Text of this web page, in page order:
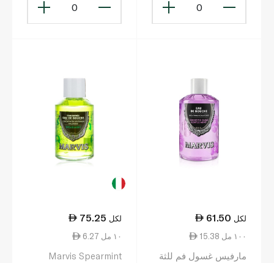
0
0
61.50 لكل
15.38 ١٠٠ مل
مارفيس غسول فم للثة
75.25 لكل
6.27 ١٠ مل
Marvis Spearmint